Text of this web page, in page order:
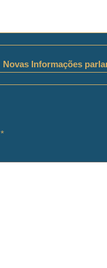
Novas Informações
*